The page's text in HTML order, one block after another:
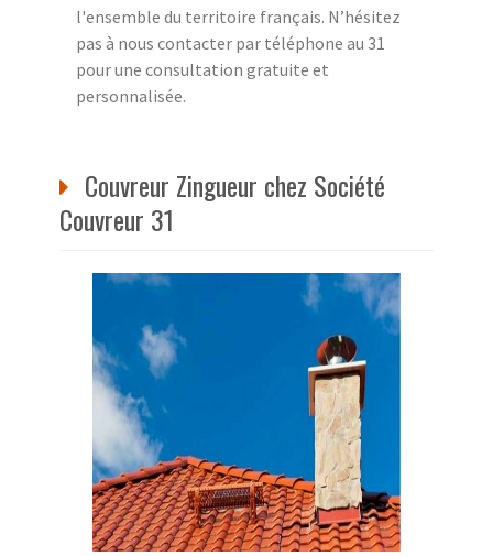
l'ensemble du territoire français. N’hésitez
pas à nous contacter par téléphone au 31
pour une consultation gratuite et
personnalisée.
Couvreur Zingueur chez Société
Couvreur 31